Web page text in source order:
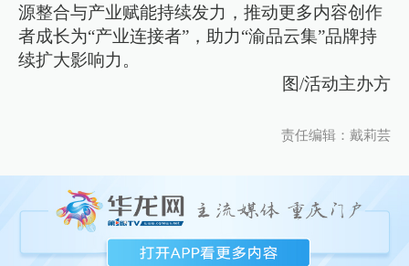
源整合与产业赋能持续发力，推动更多内容创作
者成长为“产业连接者”，助力“渝品云集”品牌持
续扩大影响力。
图/活动主办方
责任编辑：戴莉芸